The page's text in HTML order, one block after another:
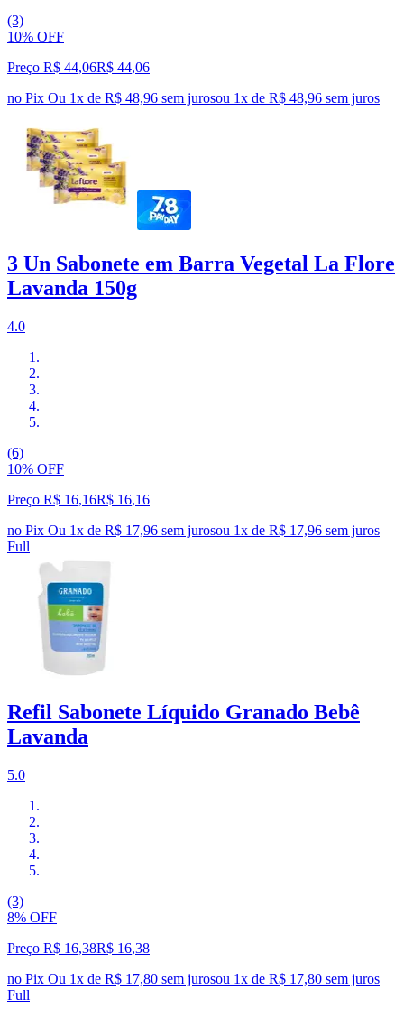
(3)
10% OFF
Preço R$ 44,06R$ 44,06
no Pix Ou 1x de R$ 48,96 sem jurosou 1x de R$ 48,96 sem juros
3 Un Sabonete em Barra Vegetal La Flore
Lavanda 150g
4.0
(6)
10% OFF
Preço R$ 16,16R$ 16,16
no Pix Ou 1x de R$ 17,96 sem jurosou 1x de R$ 17,96 sem juros
Full
Refil Sabonete Líquido Granado Bebê
Lavanda
5.0
(3)
8% OFF
Preço R$ 16,38R$ 16,38
no Pix Ou 1x de R$ 17,80 sem jurosou 1x de R$ 17,80 sem juros
Full